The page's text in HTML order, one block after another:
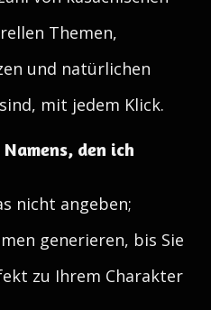
Themen,
und natürlichen
mit jedem Klick.
den ich
nicht angeben;
generieren, bis Sie
zu Ihrem Charakter